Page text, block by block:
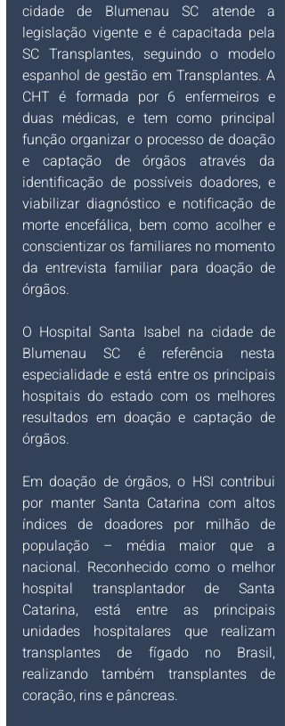
cidade de Blumenau SC atende a
legislação vigente e é capacitada pela
SC Transplantes, seguindo o modelo
espanhol de gestão em Transplantes. A
CHT é formada por 6 enfermeiros e
duas médicas, e tem como principal
função organizar o processo de doação
e captação de órgãos através da
identificação de possíveis doadores, e
viabilizar diagnóstico e notificação de
morte encefálica, bem como acolher e
conscientizar os familiares no momento
da entrevista familiar para doação de
órgãos.
O Hospital Santa Isabel na cidade de
Blumenau SC é referência nesta
especialidade e está entre os principais
hospitais do estado com os melhores
resultados em doação e captação de
órgãos.
Em doação de órgãos, o HSI contribui
por manter Santa Catarina com altos
índices de doadores por milhão de
população – média maior que a
nacional. Reconhecido como o melhor
hospital transplantador de Santa
Catarina, está entre as principais
unidades hospitalares que realizam
transplantes de fígado no Brasil,
realizando também transplantes de
coração, rins e pâncreas.